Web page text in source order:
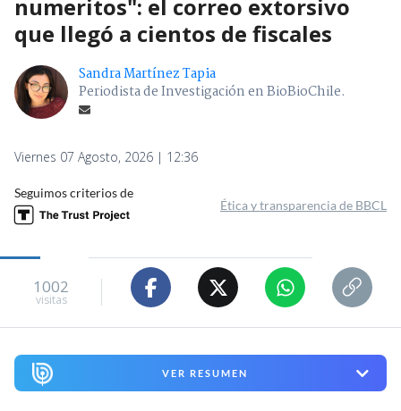
numeritos": el correo extorsivo
que llegó a cientos de fiscales
Sandra Martínez Tapia
Periodista de Investigación en BioBioChile.
Viernes 07 Agosto, 2026 | 12:36
Seguimos criterios de
Ética y transparencia de BBCL
1002
visitas
VER RESUMEN